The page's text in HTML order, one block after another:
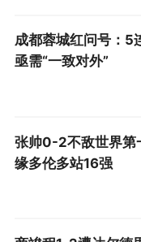
成都蓉城红问号：5
亟需“一致对外”
张帅0-2不敌世界第
缘多伦多站16强